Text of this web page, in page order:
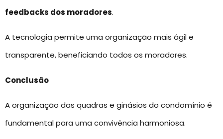
feedbacks dos moradores.
A tecnologia permite uma organização mais ágil e
transparente, beneficiando todos os moradores.
Conclusão
A organização das quadras e ginásios do condomínio é
fundamental para uma convivência harmoniosa.